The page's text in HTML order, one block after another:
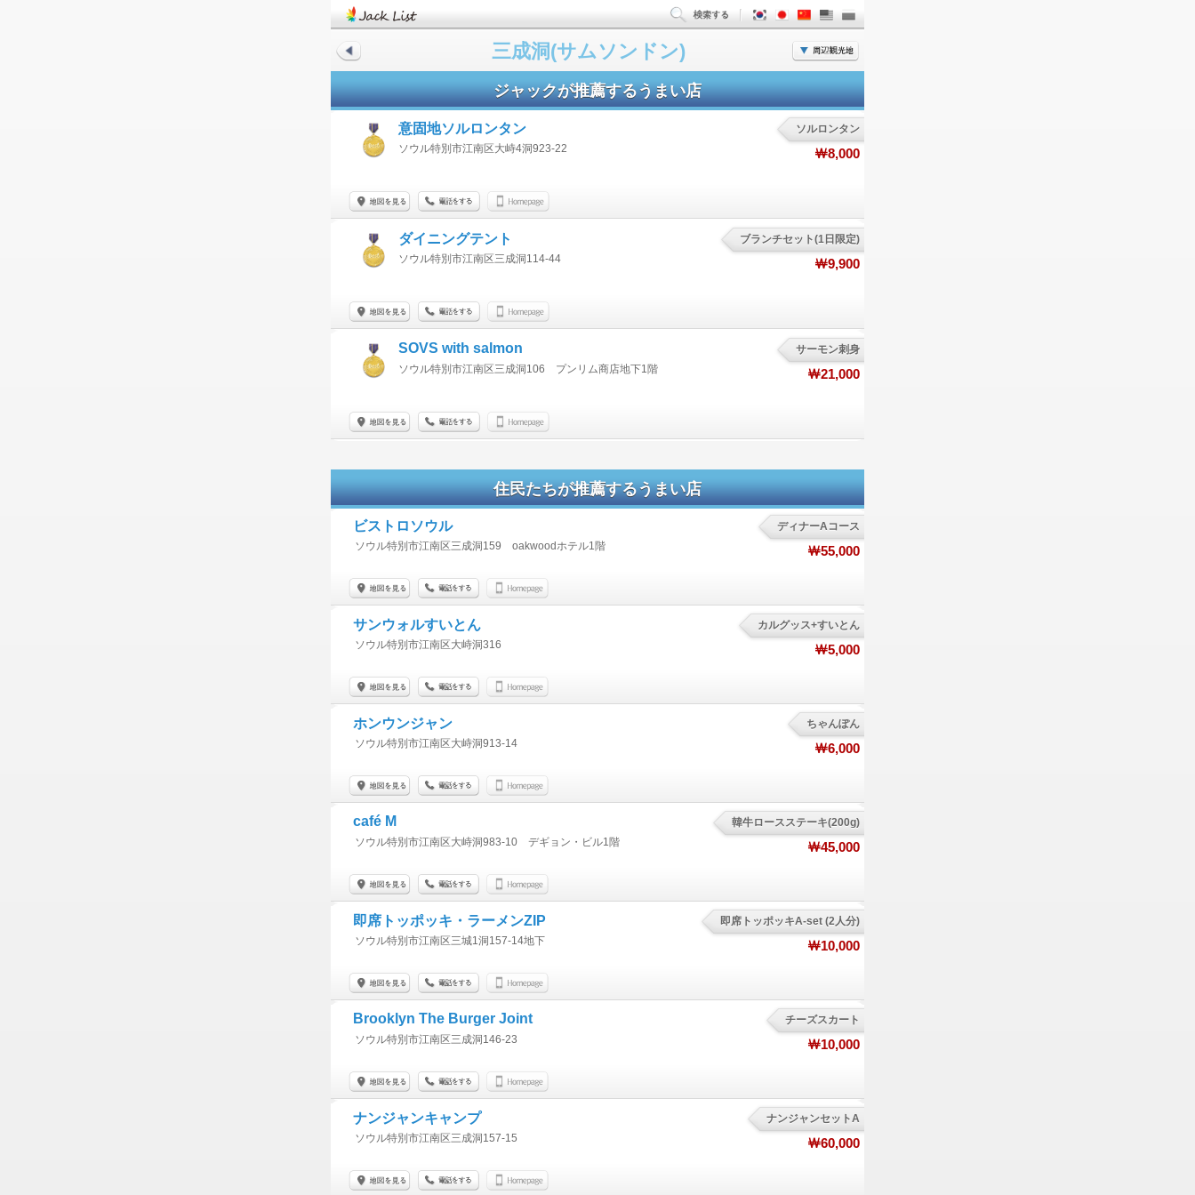
三成洞(サムソンドン)
ジャックが推薦するうまい店
意固地ソルロンタン ソルロンタン
￦8,000
ソウル特別市江南区大峙4洞923-22
ダイニングテント ブランチセット(1日限定)
￦9,900
ソウル特別市江南区三成洞114-44
SOVS with salmon サーモン刺身
￦21,000
ソウル特別市江南区三成洞106 プンリム商店地下1階
住民たちが推薦するうまい店
ビストロソウル ディナーAコース
￦55,000
ソウル特別市江南区三成洞159 oakwoodホテル1階
サンウォルすいとん カルグッス+すいとん
￦5,000
ソウル特別市江南区大峙洞316
ホンウンジャン ちゃんぽん
￦6,000
ソウル特別市江南区大峙洞913-14
café M 韓牛ロースステーキ(200g)
￦45,000
ソウル特別市江南区大峙洞983-10 デギョン・ビル1階
即席トッポッキ・ラーメンZIP 即席トッポッキA-set (2人分)
￦10,000
ソウル特別市江南区三城1洞157-14地下
Brooklyn The Burger Joint チーズスカート
￦10,000
ソウル特別市江南区三成洞146-23
ナンジャンキャンプ ナンジャンセットA
￦60,000
ソウル特別市江南区三成洞157-15